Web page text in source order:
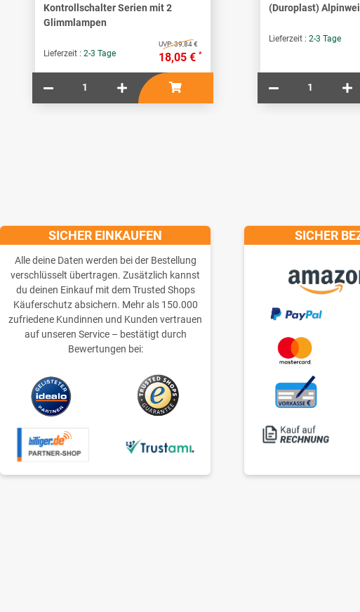
Kontrollschalter Serien mit 2
Glimmlampen
Lieferzeit : 2-3 Tage
UVP:39,84 €
18,05 € *
(Duroplast)
Lieferzeit : 2-3 Tage
SICHER EINKAUFEN
Alle deine Daten werden bei der Bestellung
verschlüsselt übertragen. Zusätzlich kannst
du deinen Einkauf mit dem Trusted Shops
Käuferschutz absichern. Mehr als 150.000
zufriedene Kundinnen und Kunden vertrauen
auf unseren Service – bestätigt durch
Bewertungen bei:
SICHER